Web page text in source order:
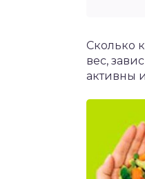
Сколько
вес,
активны